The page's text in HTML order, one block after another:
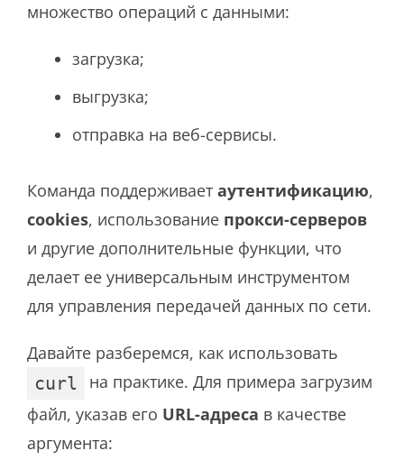
множество операций с данными:
загрузка;
выгрузка;
отправка на веб-сервисы.
Команда поддерживает аутентификацию,
cookies, использование прокси-серверов
и другие дополнительные функции, что
делает ее универсальным инструментом
для управления передачей данных по сети.
Давайте разберемся, как использовать
curl
на практике. Для примера загрузим
файл, указав его URL-адреса в качестве
аргумента: